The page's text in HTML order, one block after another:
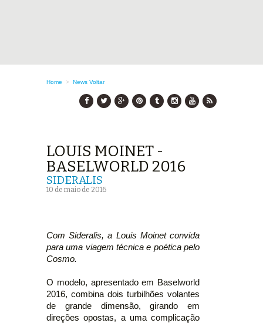
Home > News Voltar
LOUIS MOINET -
BASELWORLD 2016
SIDERALIS
10 de maio de 2016
Com Sideralis, a Louis Moinet convida
para uma viagem técnica e poética pelo
Cosmo.
O modelo, apresentado em Baselworld
2016, combina dois turbilhões volantes
de grande dimensão, girando em
direções opostas, a uma complicação